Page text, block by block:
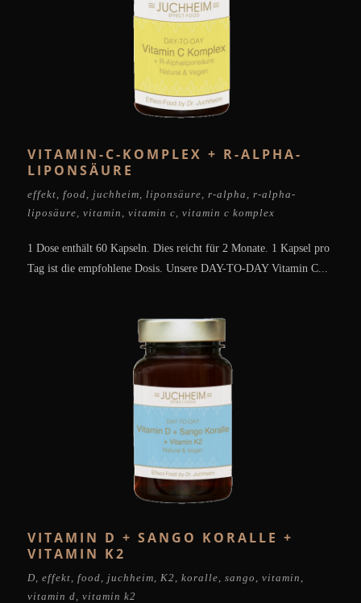
VITAMIN-C-KOMPLEX + R-ALPHA-
LIPONSÄURE
effekt, food, juchheim, liponsäure, r-alpha , r-alpha-
liposäure, vitamin , vitamin c, vitamin c komplex
1 Dose enthält 60 Kapseln. Dies reicht für 2 Monate. 1 Kapsel pro
Tag ist die empfohlene Dosis. Unsere DAY-TO-DAY Vitamin C...
VITAMIN D + SANGO KORALLE +
VITAMIN K2
D effekt food juchheim K2 koralle sango vitamin
vitamin d vitamin k2